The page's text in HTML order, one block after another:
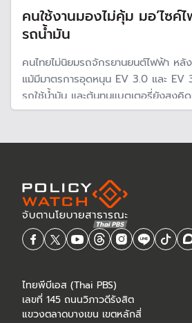
คนใช้งานมองไม่คุ้ม มอ’ไซค์
รถน้ำมัน
คนไทยไม่นิยมรถจักรยานยนต์ไฟฟ้า หลั
แม้มีมาตรการอุดหนุน EV 3.0 และ EV
รถใช้น้ำมัน และต้นทุนแบตเตอรี่ยังสูง
ราคารถ นอกจากนี้ในต่างจังหวัดยังขา
ไทยพีบีเอส (Thai PBS)
เลขที่ 145 ถนนวิภาวดีรังสิต
แขวงตลาดบางเขน เขตหลักสี่